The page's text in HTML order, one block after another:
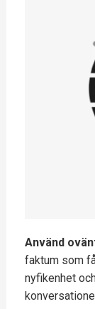
Använd
faktum som
nyfikenhet